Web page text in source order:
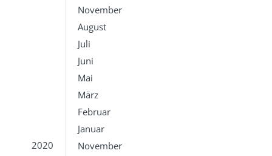
November
August
Juli
Juni
Mai
März
Februar
Januar
2020
November